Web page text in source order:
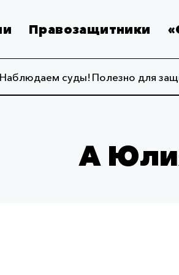
Правозащитники
Наблюдаем суды! Полезно для
А